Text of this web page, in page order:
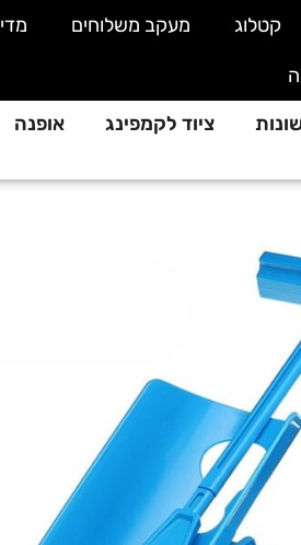
קטלוג מעקב משלוחים
ציוד לקמפינג אופנה